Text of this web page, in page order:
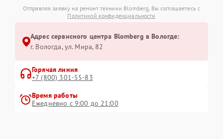
Отправляя заявку на ремонт техники Blomberg, Вы соглашаетесь с
Политикой конфиденциальности
Адрес сервисного центра Blomberg в Вологде:
г. Вологда, ул. Мира, 82
Горячая линия
+7 (800) 301-55-83
Время работы
Ежедневно с 9:00 до 21:00